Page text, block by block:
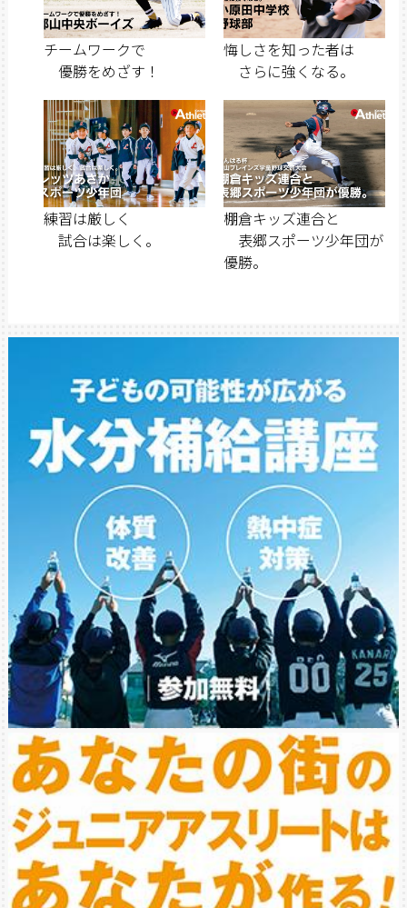
チームワークで
優勝をめざす！
悔しさを知った者は
さらに強くなる。
練習は厳しく
試合は楽しく。
棚倉キッズ連合と
表郷スポーツ少年団が
優勝。